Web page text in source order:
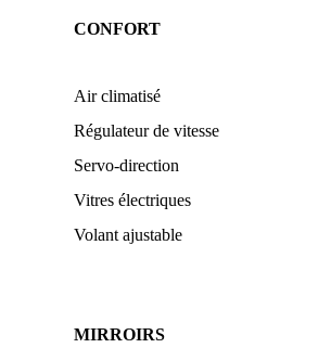
CONFORT
Air climatisé
Régulateur de vitesse
Servo-direction
Vitres électriques
Volant ajustable
MIRROIRS